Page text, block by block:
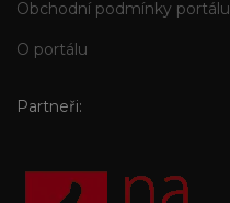
Obchodní podmínky portálu
O portálu
Partneři: